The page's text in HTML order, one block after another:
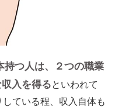
持つ人は、２つの職業
入を得るといわれて
ている程、収入自体も